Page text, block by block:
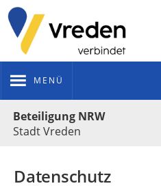
MENÜ
Beteiligung NRW
Stadt Vreden
Datenschutz